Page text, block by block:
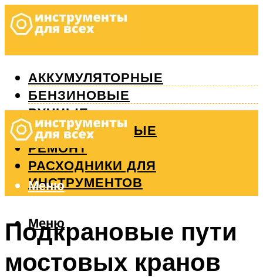
АККУМУЛЯТОРНЫЕ
БЕНЗИНОВЫЕ
РУЧНЫЕ
ИЗМЕРИТЕЛЬНЫЕ
РЕМОНТ
РАСХОДНИКИ ДЛЯ
ИНСТРУМЕНТОВ
Меню
Меню
Подкрановые пути
мостовых кранов